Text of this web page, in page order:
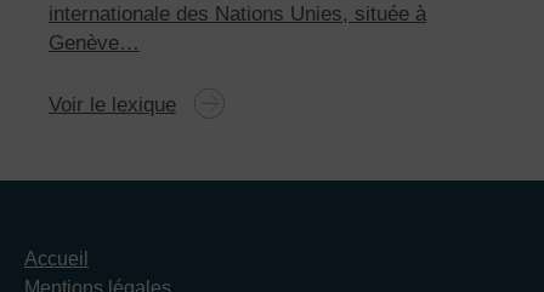
internationale des Nations Unies, située à
Genève…
Voir le lexique
Accueil